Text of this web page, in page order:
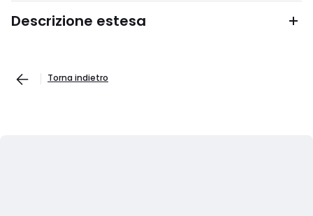
Descrizione estesa
Torna indietro